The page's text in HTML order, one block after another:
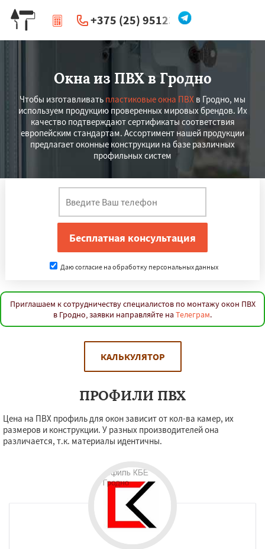
+375 (25) 951234
| Перезвоните мне
Окна из ПВХ в Гродно
Чтобы изготавливать пластиковые окна ПВХ в Гродно, мы
используем продукцию проверенных мировых брендов. Их
качество подтверждают сертификаты соответствия
европейским стандартам. Ассортимент нашей продукции
предлагает оконные конструкции на базе различных
профильных систем
Даю согласие на обработку персональных данных
Приглашаем к сотрудничеству специалистов по монтажу окон ПВХ
в Гродно, заявки направляйте на Телеграм.
КАЛЬКУЛЯТОР
ПРОФИЛИ ПВХ
Цена на ПВХ профиль для окон зависит от кол-ва камер, их
размеров и конструкции. У разных производителей она
различается, т.к. материалы идентичны.